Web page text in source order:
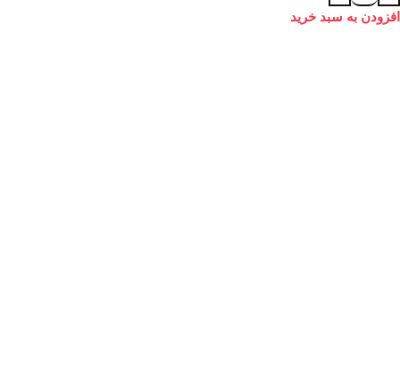
افزودن به سبد خرید